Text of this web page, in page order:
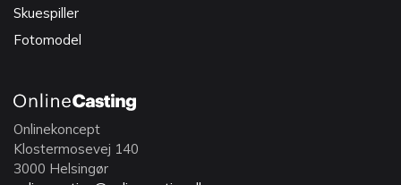
Skuespiller
Fotomodel
Onlinekoncept
Klostermosevej 140
3000 Helsingør